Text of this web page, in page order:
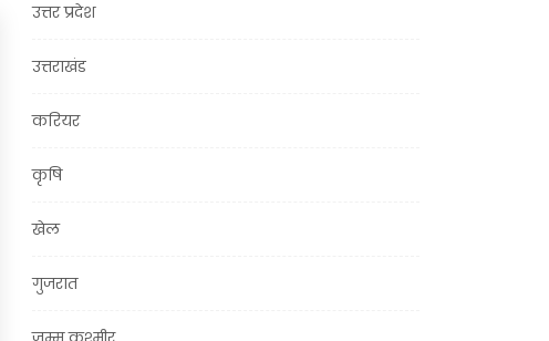
उत्तर प्रदेश
उत्तराखंड
करियर
कृषि
खेल
गुजरात